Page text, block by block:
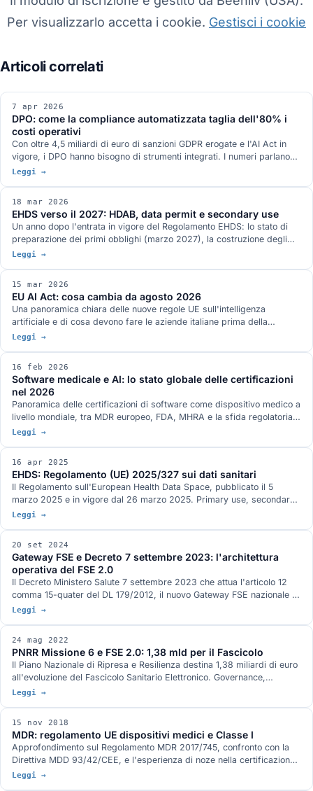
7 apr 2026
DPO: come la compliance automatizzata taglia dell'80% i
costi operativi
Con oltre 4,5 miliardi di euro di sanzioni GDPR erogate e l'AI Act in
vigore, i DPO hanno bisogno di strumenti integrati. I numeri parlano
chiaro.
Leggi →
18 mar 2026
EHDS verso il 2027: HDAB, data permit e secondary use
Un anno dopo l'entrata in vigore del Regolamento EHDS: lo stato di
preparazione dei primi obblighi (marzo 2027), la costruzione degli
Health Data Access Body nazionali, il lavoro sulle procedure di data
Leggi →
15 mar 2026
EU AI Act: cosa cambia da agosto 2026
Una panoramica chiara delle nuove regole UE sull'intelligenza
artificiale e di cosa devono fare le aziende italiane prima della
scadenza.
Leggi →
16 feb 2026
Software medicale e AI: lo stato globale delle certificazioni
nel 2026
Panoramica delle certificazioni di software come dispositivo medico a
livello mondiale, tra MDR europeo, FDA, MHRA e la sfida regolatoria
posta dall'adozione crescente dell'intelligenza artificiale.
Leggi →
16 apr 2025
EHDS: Regolamento (UE) 2025/327 sui dati sanitari
Il Regolamento sull'European Health Data Space, pubblicato il 5
marzo 2025 e in vigore dal 26 marzo 2025. Primary use, secondary
use, Health Data Access Body, MyHealth@EU, HealthData@EU e il
Leggi →
20 set 2024
Gateway FSE e Decreto 7 settembre 2023: l'architettura
operativa del FSE 2.0
Il Decreto Ministero Salute 7 settembre 2023 che attua l'articolo 12
comma 15-quater del DL 179/2012, il nuovo Gateway FSE nazionale di
Sogei, il rapporto con gli Ecosistemi Dati Sanitari regionali e gli
Leggi →
24 mag 2022
PNRR Missione 6 e FSE 2.0: 1,38 mld per il Fascicolo
Il Piano Nazionale di Ripresa e Resilienza destina 1,38 miliardi di euro
all'evoluzione del Fascicolo Sanitario Elettronico. Governance,
obiettivi, nuovi standard FHIR, l'Ecosistema Dati Sanitari regionale.
Leggi →
15 nov 2018
MDR: regolamento UE dispositivi medici e Classe I
Approfondimento sul Regolamento MDR 2017/745, confronto con la
Direttiva MDD 93/42/CEE, e l'esperienza di noze nella certificazione
di un dispositivo medico software di Classe I per il supporto alla
Leggi →
Per visualizzarlo accetta i cookie. Gestisci i cookie